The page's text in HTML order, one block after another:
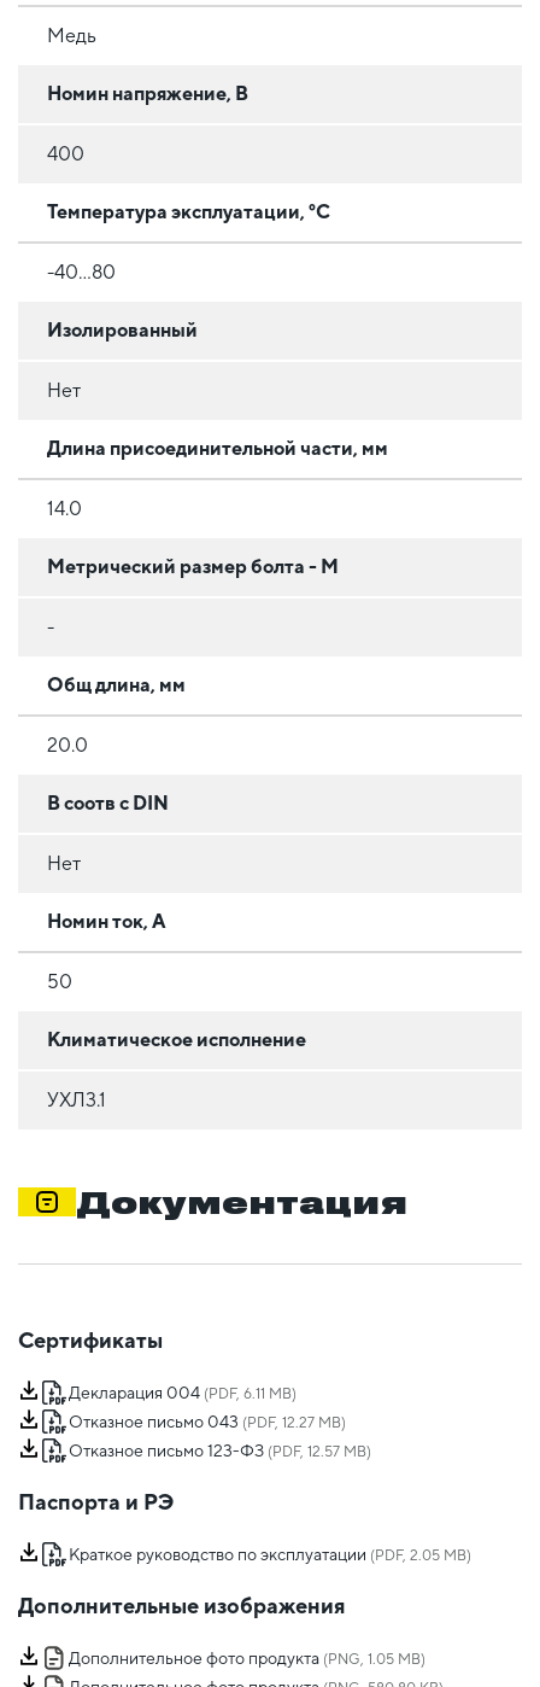
Медь
Номин напряжение, В
400
Температура эксплуатации, °C
-40...80
Изолированный
Нет
Длина присоединительной части, мм
14.0
Метрический размер болта - М
-
Общ длина, мм
20.0
В соотв с DIN
Нет
Номин ток, А
50
Климатическое исполнение
УХЛ3.1
Документация
Сертификаты
Декларация 004 (PDF, 6.11 MB)
Отказное письмо 043 (PDF, 12.27 MB)
Отказное письмо 123-ФЗ (PDF, 12.57 MB)
Паспорта и РЭ
Краткое руководство по эксплуатации (PDF, 2.05 MB)
Дополнительные изображения
Дополнительное фото продукта (PNG, 1.05 MB)